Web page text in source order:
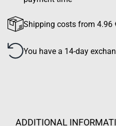
Shipping costs from 4.96
You have a 14-day
ADDITIONAL